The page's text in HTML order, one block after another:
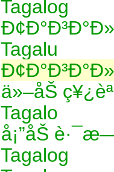
Tagalog
Tagalu
ä»–åŠ
Tagalo
å¡”åŠ
Tagalog